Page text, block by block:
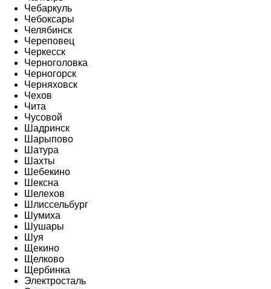
Чебаркуль
Чебоксары
Челябинск
Череповец
Черкесск
Черноголовка
Черногорск
Черняховск
Чехов
Чита
Чусовой
Шадринск
Шарыпово
Шатура
Шахты
Шебекино
Шексна
Шелехов
Шлиссельбург
Шумиха
Шушары
Шуя
Щекино
Щелково
Щербинка
Электросталь